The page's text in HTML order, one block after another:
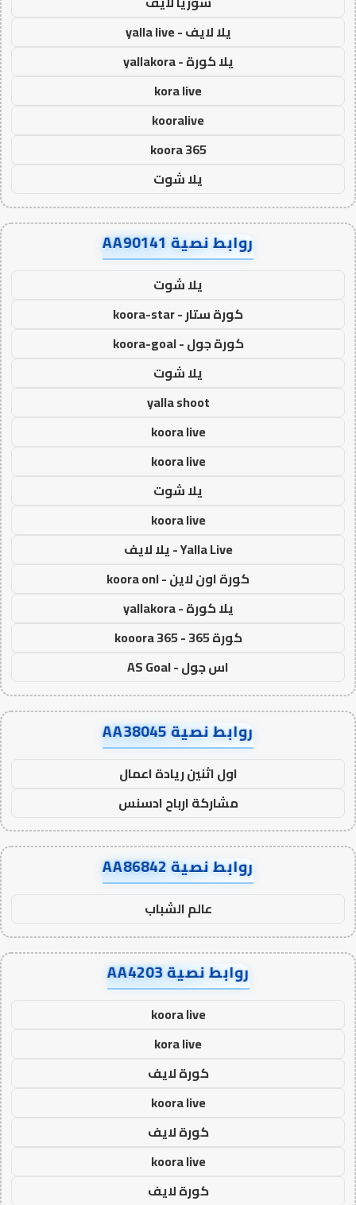
يلا لايف - yalla live
يلا كورة - yallakora
kora live
kooralive
koora 365
يلا شوت
روابط نصية AA90141
يلا شوت
كورة ستار - koora-star
كورة جول - koora-goal
يلا شوت
yalla shoot
koora live
koora live
يلا شوت
koora live
Yalla Live - يلا لايف
كورة اون لاين - koora onl
يلا كورة - yallakora
كورة 365 - kooora 365
اس جول - AS Goal
روابط نصية AA38045
اول اثنين ريادة اعمال
مشاركة ارباح ادسنس
روابط نصية AA86842
عالم الشباب
روابط نصية AA4203
koora live
kora live
كورة لايف
koora live
كورة لايف
koora live
كورة لايف